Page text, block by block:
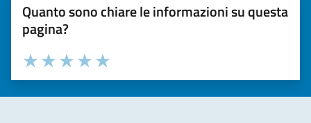
Quanto sono chiare le informazioni su questa
pagina?
Valuta la chiarezza delle informazioni (da 1 a 5 stelle)
Seleziona il numero di stelle per valutare la chiarezza delle
Valuta 5 stelle su 5
Valuta 4 stelle su 5
Valuta 3 stelle su 5
Valuta 2 stelle su 5
Valuta 1 stelle su 5